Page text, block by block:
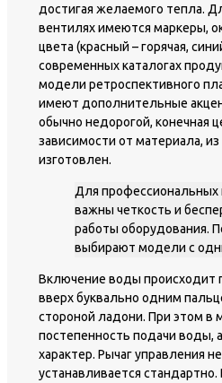
достигая желаемого тепла.
вентилях имеются маркеры,
цвета (красный – горячая,
современных каталогах
модели ретроспективного
имеют дополнительные
обычно недорогой, конечная
зависимости от материала, из
изготовлен.
Для профессиональных
важны четкость и
работы оборудования.
выбирают модели с
Включение воды происходит
вверх буквально одним
стороной ладони. При этом в
постепенность подачи воды,
характер. Рычаг управления
устанавливается